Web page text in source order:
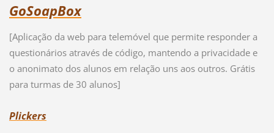
GoSoapBox
[Aplicação da web para telemóvel que permite responder a
questionários através de código, mantendo a privacidade e
o anonimato dos alunos em relação uns aos outros. Grátis
para turmas de 30 alunos]
Plickers